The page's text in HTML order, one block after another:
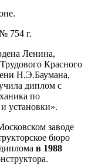
754 г.
Ленина,
Красного
Н.Э.Баумана,
диплом с
по
установки».
заводе
бюро
в 1988